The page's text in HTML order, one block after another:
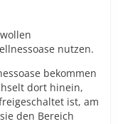
nutzen.
bekommen
dort hinein,
ist, am
den Bereich